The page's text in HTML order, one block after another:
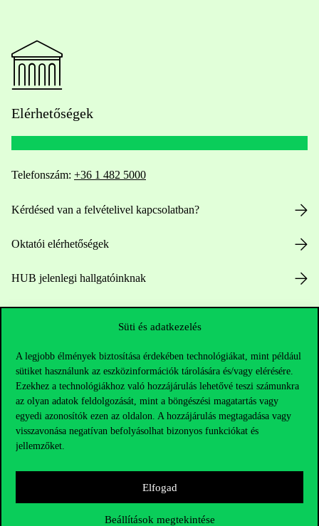
Süti és adatkezelés
A legjobb élmények biztosítása érdekében technológiákat, mint például
sütiket használunk az eszközinformációk tárolására és/vagy elérésére.
Ezekhez a technológiákhoz való hozzájárulás lehetővé teszi számunkra
az olyan adatok feldolgozását, mint a böngészési magatartás vagy
egyedi azonosítók ezen az oldalon. A hozzájárulás megtagadása vagy
visszavonása negatívan befolyásolhat bizonyos funkciókat és
jellemzőket.
Elfogad
Beállítások megtekintése
Elérhetőségek
Telefonszám: +36 1 482 5000
Kérdésed van a felvételivel kapcsolatban?
Oktatói elérhetőségek
HUB jelenlegi hallgatóinknak
Hasznos linkek